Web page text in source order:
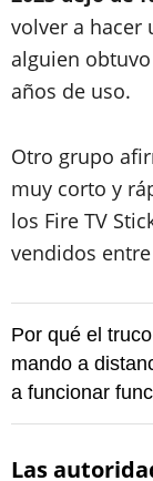
volver a hacer
alguien
años de uso.
Otro grupo
muy corto y
los Fire TV
vendidos
Por qué el
mando a
a funcionar
Las